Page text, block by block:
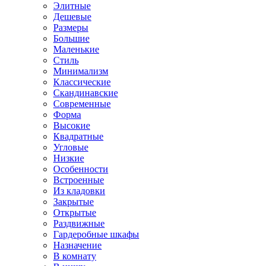
Элитные
Дешевые
Размеры
Большие
Маленькие
Стиль
Минимализм
Классические
Скандинавские
Современные
Форма
Высокие
Квадратные
Угловые
Низкие
Особенности
Встроенные
Из кладовки
Закрытые
Открытые
Раздвижные
Гардеробные шкафы
Назначение
В комнату